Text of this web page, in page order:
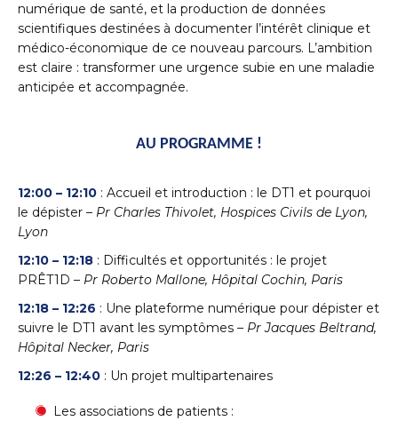
numérique de santé, et la production de données
scientifiques destinées à documenter l’intérêt clinique et
médico-économique de ce nouveau parcours. L’ambition
est claire : transformer une urgence subie en une maladie
anticipée et accompagnée.
AU PROGRAMME !
12:00 – 12:10 : Accueil et introduction : le DT1 et pourquoi
le dépister – Pr Charles Thivolet, Hospices Civils de Lyon,
Lyon
12:10 – 12:18 : Difficultés et opportunités : le projet
PRÊT1D – Pr Roberto Mallone, Hôpital Cochin, Paris
12:18 – 12:26 : Une plateforme numérique pour dépister et
suivre le DT1 avant les symptômes – Pr Jacques Beltrand,
Hôpital Necker, Paris
12:26 – 12:40 : Un projet multipartenaires
Les associations de patients :